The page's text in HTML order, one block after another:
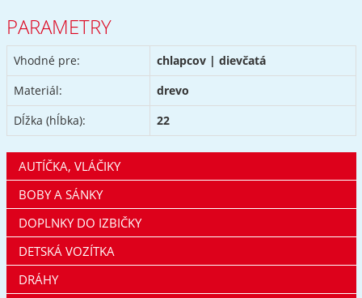
PARAMETRY
Vhodné pre:
chlapcov | dievčatá
Materiál:
drevo
Dĺžka (hĺbka):
22
AUTÍČKA, VLÁČIKY
BOBY A SÁNKY
DOPLNKY DO IZBIČKY
DETSKÁ VOZÍTKA
DRÁHY